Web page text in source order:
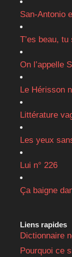
San-Antonio
T’es beau, tu
On l’appelle
Le Hérisson
Littérature
Les yeux
Lui n° 226
Ça baigne
Liens rapides
Dictionnaire
Pourquoi ce